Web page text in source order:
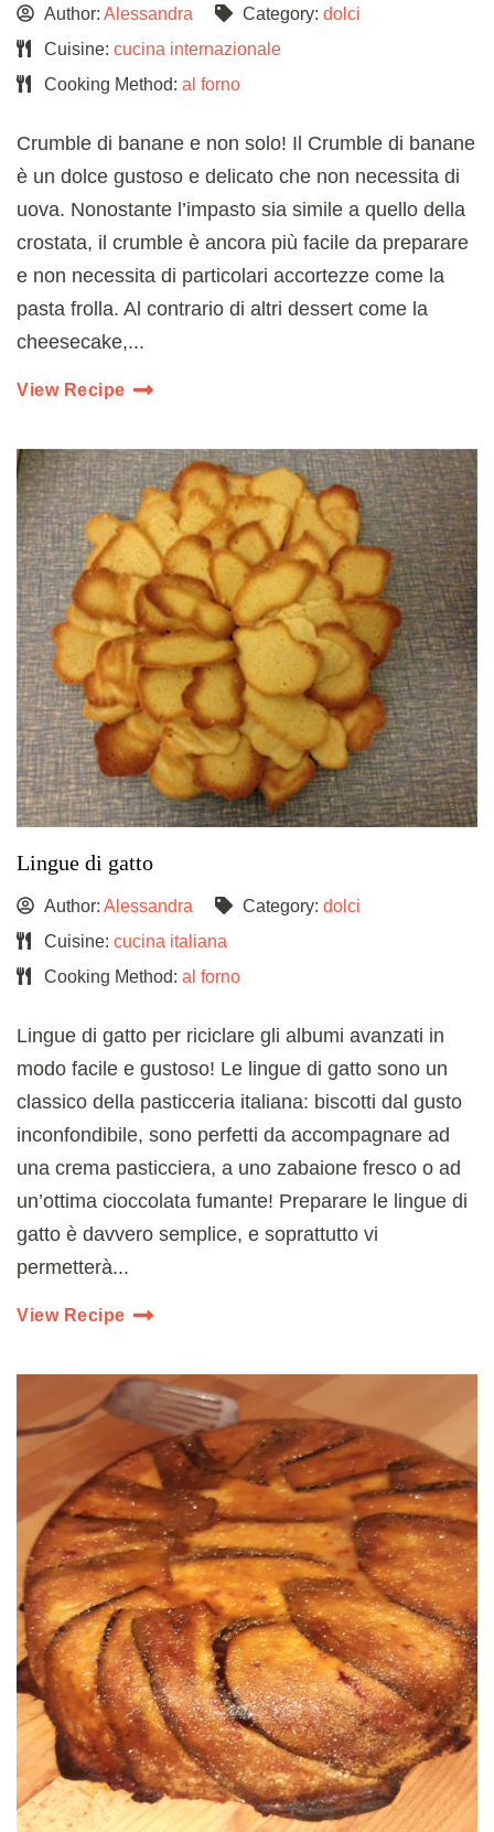
Author: Alessandra Category: dolci
Cuisine: cucina internazionale
Cooking Method: al forno
Crumble di banane e non solo! Il Crumble di banane
è un dolce gustoso e delicato che non necessita di
uova. Nonostante l’impasto sia simile a quello della
crostata, il crumble è ancora più facile da preparare
e non necessita di particolari accortezze come la
pasta frolla. Al contrario di altri dessert come la
cheesecake,...
View Recipe
Lingue di gatto
Author: Alessandra Category: dolci
Cuisine: cucina italiana
Cooking Method: al forno
Lingue di gatto per riciclare gli albumi avanzati in
modo facile e gustoso! Le lingue di gatto sono un
classico della pasticceria italiana: biscotti dal gusto
inconfondibile, sono perfetti da accompagnare ad
una crema pasticciera, a uno zabaione fresco o ad
un’ottima cioccolata fumante! Preparare le lingue di
gatto è davvero semplice, e soprattutto vi
permetterà...
View Recipe